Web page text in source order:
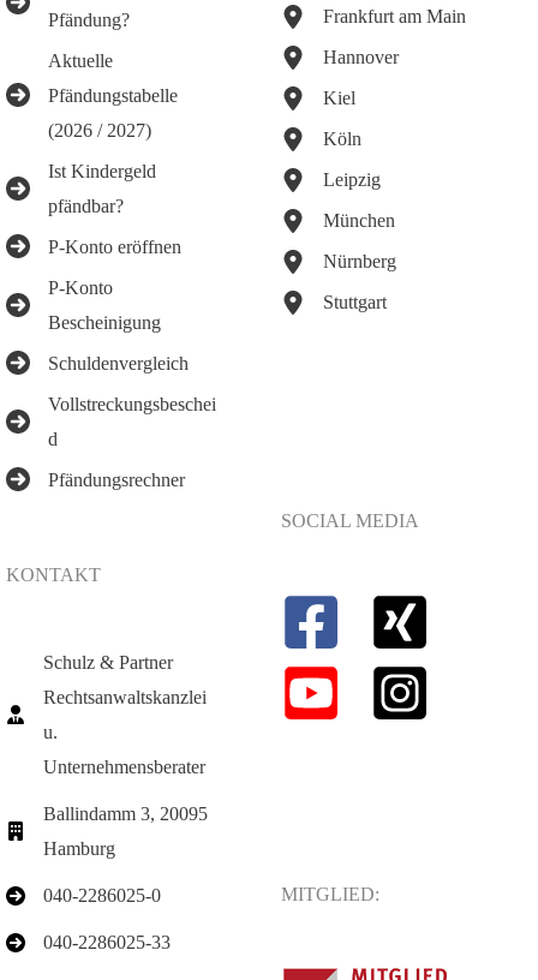
Pfändung?
Aktuelle
Pfändungstabelle
(2026 / 2027)
Ist Kindergeld
pfändbar?
P-Konto eröffnen
P-Konto
Bescheinigung
Schuldenvergleich
Vollstreckungsbeschei
d
Pfändungsrechner
Frankfurt am Main
Hannover
Kiel
Köln
Leipzig
München
Nürnberg
Stuttgart
KONTAKT
Schulz & Partner
Rechtsanwaltskanzlei
u.
Unternehmensberater
Ballindamm 3, 20095
Hamburg
040-2286025-0
040-2286025-33
SOCIAL MEDIA
MITGLIED: